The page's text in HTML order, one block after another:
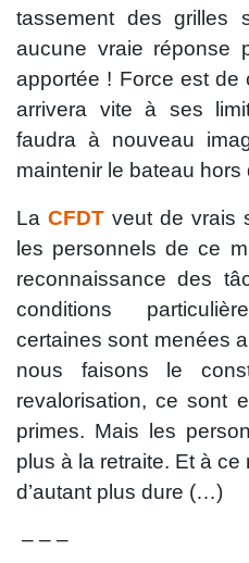
tassement des grilles
aucune vraie réponse
apportée ! Force est de
arrivera vite à ses
faudra à nouveau
maintenir le bateau hors
La CFDT veut de vrais
les personnels de ce
reconnaissance des
conditions
certaines sont menées
nous faisons le
revalorisation, ce sont
primes. Mais les
plus à la retraite. Et à
d’autant plus dure (…)
– – –